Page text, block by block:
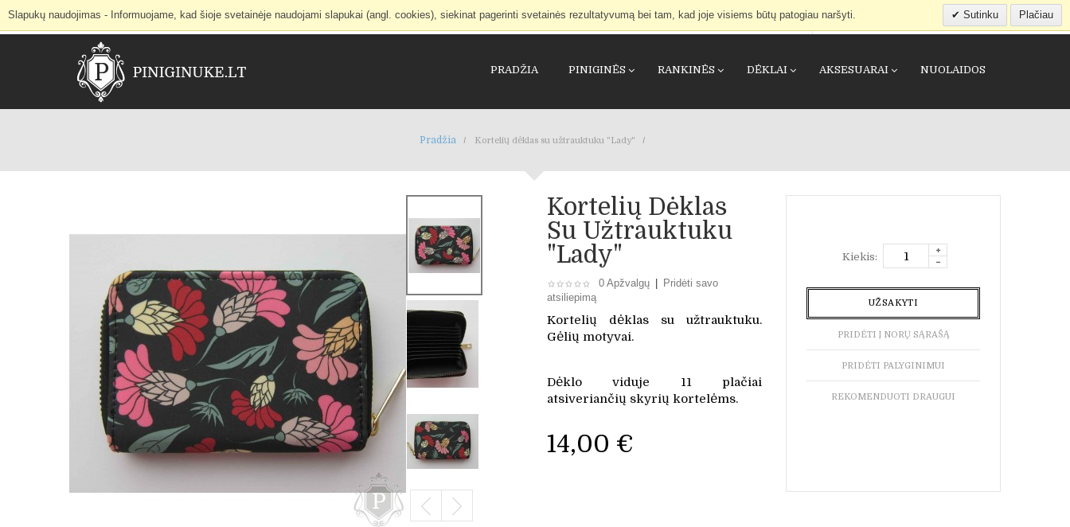
Internetinė parduotuvė Mano paskyra APSIPIRKIMO KREPŠELIS (0)
IEŠKOTI
PRADŽIA PINIGINĖS RANKINĖS DĖKLAI AKSESUARAI NUOLAIDOS
Slapukų naudojimas - Informuojame, kad šioje svetainėje naudojami slapukai (angl. cookies), siekinat pagerinti svetainės rezultatyvumą bei tam, kad joje visiems būtų patogiau naršyti. Sutinku Plačiau
Pradžia Kortelių dėklas su užtrauktuku "Lady"
Kortelių Dėklas
Su Užtrauktuku
"Lady"
0 Apžvalgų
Pridėti savo
atsiliepimą
Kortelių dėklas su užtrauktuku.
Gėlių motyvai.
Dėklo viduje 11 plačiai
atsiveriančių skyrių kortelėms.
14,00 €
Kiekis:
UŽSAKYTI
PRIDĖTI Į NORŲ SĄRAŠĄ
PRIDĖTI PALYGINIMUI
REKOMENDUOTI DRAUGUI